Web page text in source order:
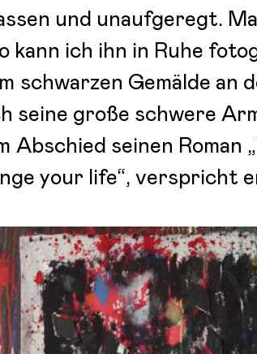
und unaufgeregt.
kann ich ihn in Ruhe
schwarzen Gemälde an
seine große schwere
seinen Roman
your life“, verspricht